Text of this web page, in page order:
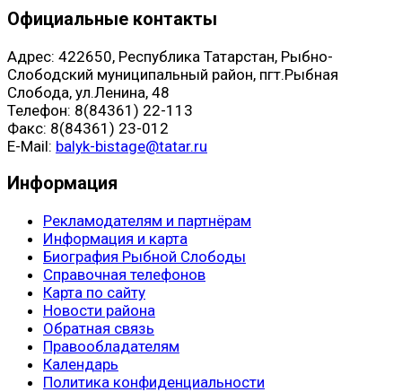
Официальные контакты
Адрес: 422650, Республика Татарстан, Рыбно-
Слободский муниципальный район, пгт.Рыбная
Слобода, ул.Ленина, 48
Телефон: 8(84361) 22-113
Факс: 8(84361) 23-012
E-Mail: balyk-bistage@tatar.ru
Информация
Рекламодателям и партнёрам
Информация и карта
Биография Рыбной Слободы
Справочная телефонов
Карта по сайту
Новости района
Обратная связь
Правообладателям
Календарь
Политика конфиденциальности